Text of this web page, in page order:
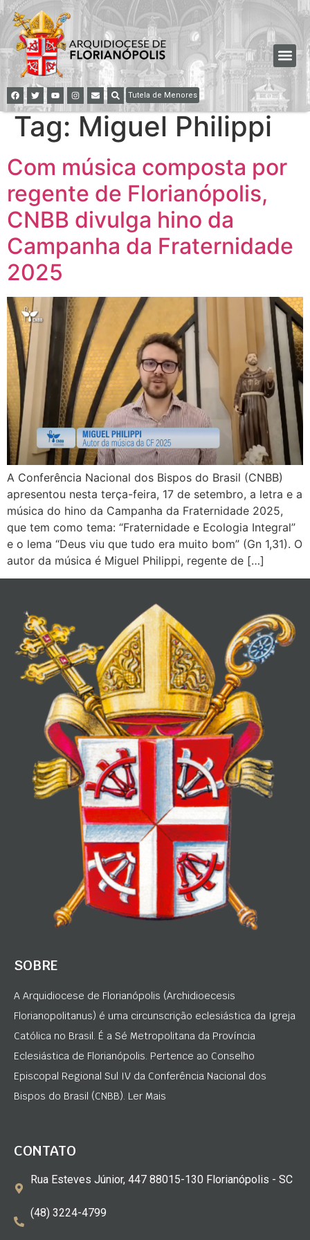
Tutela de Menores
Tag: Miguel Philippi
Com música composta por
regente de Florianópolis,
CNBB divulga hino da
Campanha da Fraternidade
2025
A Conferência Nacional dos Bispos do Brasil (CNBB)
apresentou nesta terça-feira, 17 de setembro, a letra e a
música do hino da Campanha da Fraternidade 2025,
que tem como tema: “Fraternidade e Ecologia Integral”
e o lema “Deus viu que tudo era muito bom” (Gn 1,31). O
autor da música é Miguel Philippi, regente de […]
SOBRE
A Arquidiocese de Florianópolis (Archidioecesis
Florianopolitanus) é uma circunscrição eclesiástica da Igreja
Católica no Brasil. É a Sé Metropolitana da Província
Eclesiástica de Florianópolis. Pertence ao Conselho
Episcopal Regional Sul IV da Conferência Nacional dos
Bispos do Brasil (CNBB). Ler Mais
CONTATO
Rua Esteves Júnior, 447 88015-130 Florianópolis - SC
(48) 3224-4799